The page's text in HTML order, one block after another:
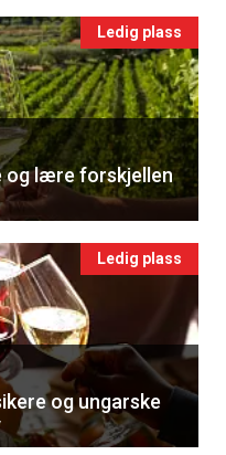
Ledig plass
og lære forskjellen
Ledig plass
og ungarske